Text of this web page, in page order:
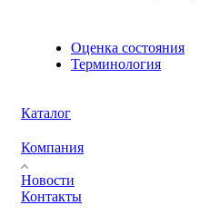
Оценка состояния
Терминология
Каталог
Компания
Новости
Контакты